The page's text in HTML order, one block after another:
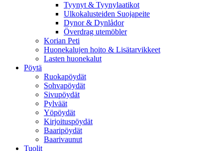
Tyynyt & Tyynylaatikot
Ulkokalusteiden Suojapeite
Dynor & Dynlådor
Överdrag utemöbler
Korian Peti
Huonekalujen hoito & Lisätarvikkeet
Lasten huonekalut
Pöytä
Ruokapöydät
Sohvapöydät
Sivupöydät
Pylväät
Yöpöydät
Kirjoituspöydät
Baaripöydät
Baarivaunut
Tuolit